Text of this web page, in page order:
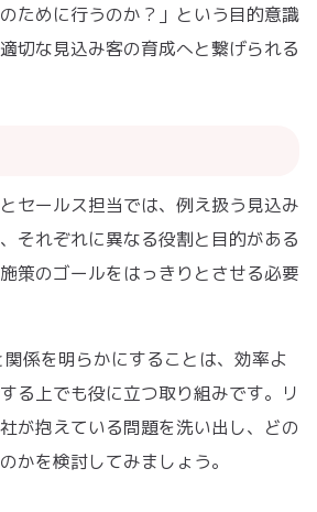
ために行うのか？」という目的意識
切な見込み客の育成へと繋げられる
セールス担当では、例え扱う見込み
それぞれに異なる役割と目的がある
策のゴールをはっきりとさせる必要
係を明らかにすることは、効率よ
る上でも役に立つ取り組みです。リ
が抱えている問題を洗い出し、どの
かを検討してみましょう。